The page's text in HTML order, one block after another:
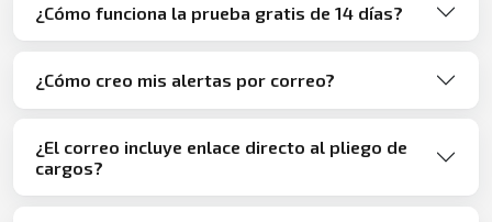
¿Cómo funciona la prueba gratis de 14 días?
¿Cómo creo mis alertas por correo?
¿El correo incluye enlace directo al pliego de
cargos?